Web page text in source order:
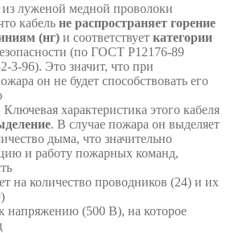
луженой медной проволоки
кабель не распространяет горение
(нг) и соответствует категории
(по ГОСТ Р12176-89
96). Это значит, что при
он не будет способствовать его
Ключевая характеристика этого кабеля
. В случае пожара он выделяет
дыма, что значительно
и работу пожарных команд,
на количество проводников (24) и их
напряжению (500 В), на которое